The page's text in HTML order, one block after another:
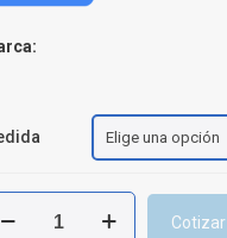
Cotizar